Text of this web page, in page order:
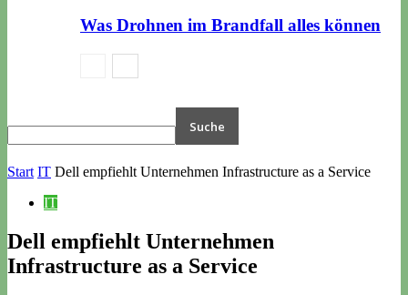
Was Drohnen im Brandfall alles können
Start IT Dell empfiehlt Unternehmen Infrastructure as a Service
IT
Dell empfiehlt Unternehmen
Infrastructure as a Service